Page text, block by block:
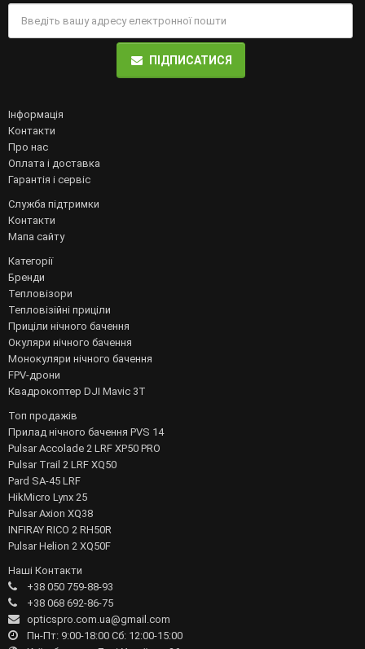
ПІДПИСАТИСЯ
Інформація
Контакти
Про нас
Оплата і доставка
Гарантія і сервіс
Служба підтримки
Контакти
Мапа сайту
Категорії
Бренди
Тепловізори
Тепловізійні приціли
Приціли нічного бачення
Окуляри нічного бачення
Монокуляри нічного бачення
FPV-дрони
Квадрокоптер DJI Mavic 3T
Топ продажів
Прилад нічного бачення PVS 14
Pulsar Accolade 2 LRF XP50 PRO
Pulsar Trail 2 LRF XQ50
Pard SA-45 LRF
HikMicro Lynx 25
Pulsar Axion XQ38
INFIRAY RICO 2 RH50R
Pulsar Helion 2 XQ50F
Наші Контакти
+38 050 759-88-93
+38 068 692-86-75
opticspro.com.ua@gmail.com
Пн-Пт: 9:00-18:00 Сб: 12:00-15:00